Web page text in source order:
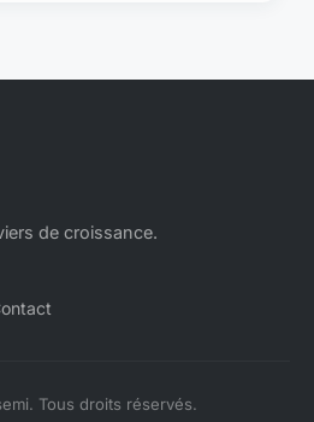
de croissance.
Tous droits réservés.